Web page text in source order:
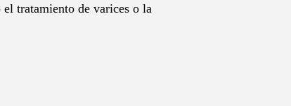
tratamiento de varices o la